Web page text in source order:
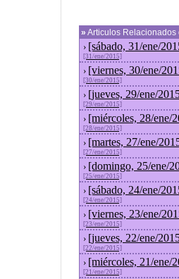
» Articulos Relacionados
› [sábado, 31/ene/
[31/ene/2015]
› [viernes, 30/ene/
[30/ene/2015]
› [jueves, 29/ene/
[29/ene/2015]
› [miércoles, 28/ene/
[28/ene/2015]
› [martes, 27/ene/
[27/ene/2015]
› [domingo, 25/ene/
[25/ene/2015]
› [sábado, 24/ene/
[24/ene/2015]
› [viernes, 23/ene/
[23/ene/2015]
› [jueves, 22/ene/
[22/ene/2015]
› [miércoles, 21/ene/
[21/ene/2015]